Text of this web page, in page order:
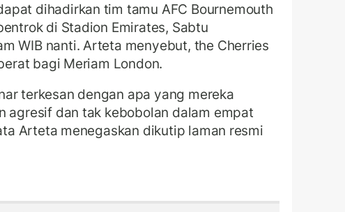
dihadirkan tim tamu AFC Bournemouth
di Stadion Emirates, Sabtu
WIB nanti. Arteta menyebut, the Cherries
bagi Meriam London.
terkesan dengan apa yang mereka
agresif dan tak kebobolan dalam empat
Arteta menegaskan dikutip laman resmi